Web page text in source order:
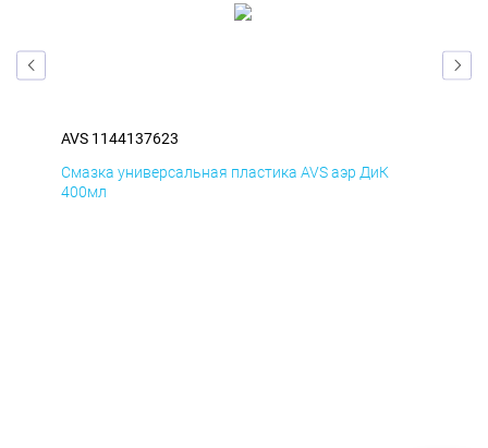
AVS 1144137623
Смазка универсальная пластика AVS аэр ДиК
400мл